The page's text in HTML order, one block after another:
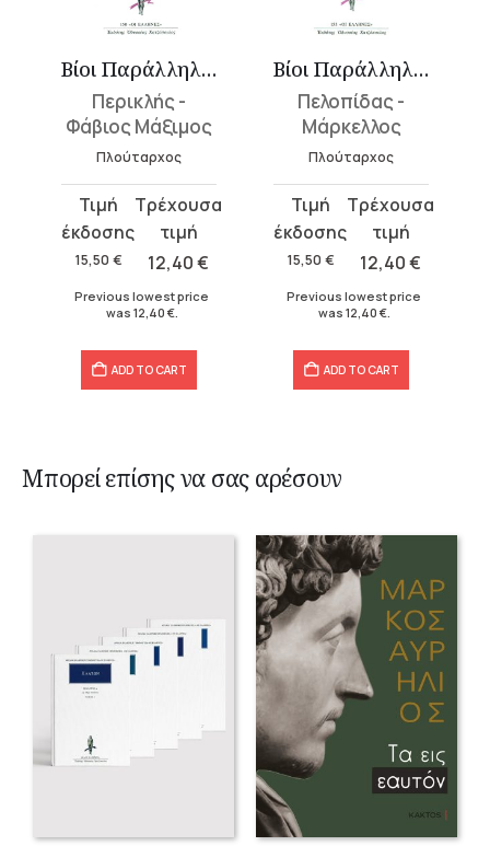
Βίοι Παράλληλοι 5
Περικλής -
Φάβιος Μάξιμος
Πλούταρχος
15,50 €
Original
price
was:
12,40€
Current
price
is:
Previous lowest price
was 12,40 €.
ADD TO CART
Βίοι Παράλληλοι 8
Πελοπίδας -
Μάρκελλος
Πλούταρχος
15,50 €
Original
price
was:
12,40€
Current
price
is:
Previous lowest price
was 12,40 €.
ADD TO CART
Μπορεί επίσης να σας αρέσουν